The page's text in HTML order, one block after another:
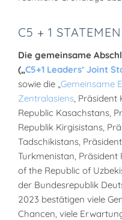
C5 + 1
Die gemeinsame
(„C5+1 Leaders’ Joint
sowie die „Gemeinsame
Zentralasiens, Präsident
Republic Kasachstans,
Republik Kirgisistans,
Tadschikistans,
Turkmenistan,
of the Republic of
der Bundesrepublik
2023 bestätigen viele
Chancen, viele